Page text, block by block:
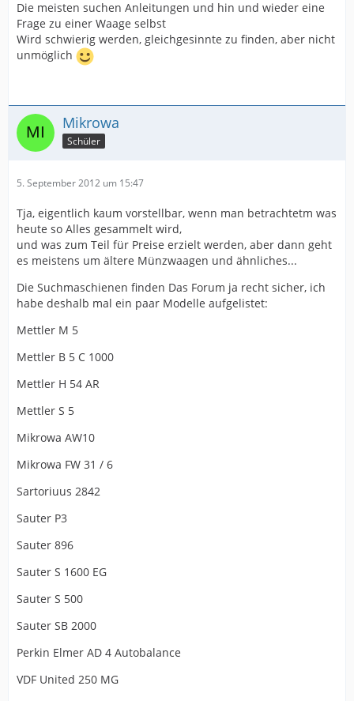
Die meisten suchen Anleitungen und hin und wieder eine
Frage zu einer Waage selbst
Wird schwierig werden, gleichgesinnte zu finden, aber nicht
unmöglich
Mikrowa
Schüler
5. September 2012 um 15:47
Tja, eigentlich kaum vorstellbar, wenn man betrachtetm was
heute so Alles gesammelt wird,
und was zum Teil für Preise erzielt werden, aber dann geht
es meistens um ältere Münzwaagen und ähnliches...
Die Suchmaschienen finden Das Forum ja recht sicher, ich
habe deshalb mal ein paar Modelle aufgelistet:
Mettler M 5
Mettler B 5 C 1000
Mettler H 54 AR
Mettler S 5
Mikrowa AW10
Mikrowa FW 31 / 6
Sartoriuus 2842
Sauter P3
Sauter 896
Sauter S 1600 EG
Sauter S 500
Sauter SB 2000
Perkin Elmer AD 4 Autobalance
VDF United 250 MG